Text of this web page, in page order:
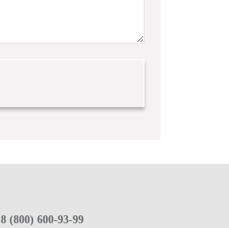
8 (800) 600-93-99